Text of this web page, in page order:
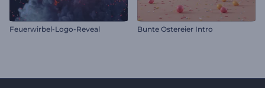
Feuerwirbel-Logo-Reveal Bunte Ostereier Intro